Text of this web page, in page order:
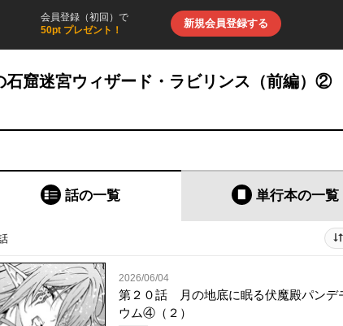
会員登録（初回）で
50pt プレゼント！
新規会員登録する
窟迷宮ウィザード・ラビリンス（前編）②
話の一覧 単行本の一覧
2026/06/04
第２０話 月の地底に眠る伏魔殿パンデ
ウム④（２）